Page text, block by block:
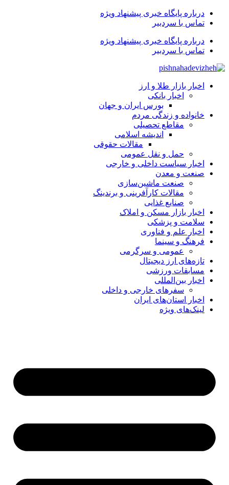
درباره پایگاه خبری پیشنهاد ویژه
تماس با سردبیر
درباره پایگاه خبری پیشنهاد ویژه
تماس با سردبیر
اخبار بازار طلا و ارز
اخبار بانکی
بورس ایران و جهان
خانواده و زندگی مردم
مقاطع تحصیلی
اندیشه اسلامی
مقالات حقوقی
حمل و نقل عمومی
اخبار سیاست داخلی و خارجی
صنعت و معدن
صنعت ماشین‌سازی
مقالات کارآفرینی و برندینگ
صنایع غذایی
اخبار بازار مسکن و املاک
سلامت و پزشکی
اخبار علم و فناوری
فرهنگ و سینما
عمومی و سرگرمی
تازه‌های ارز دیجیتال
مسابقات ورزشی
اخبار بین‌المللی
سفرهای خارجی و داخلی
اخبار استان‌های ایران
لینک‌های ویژه